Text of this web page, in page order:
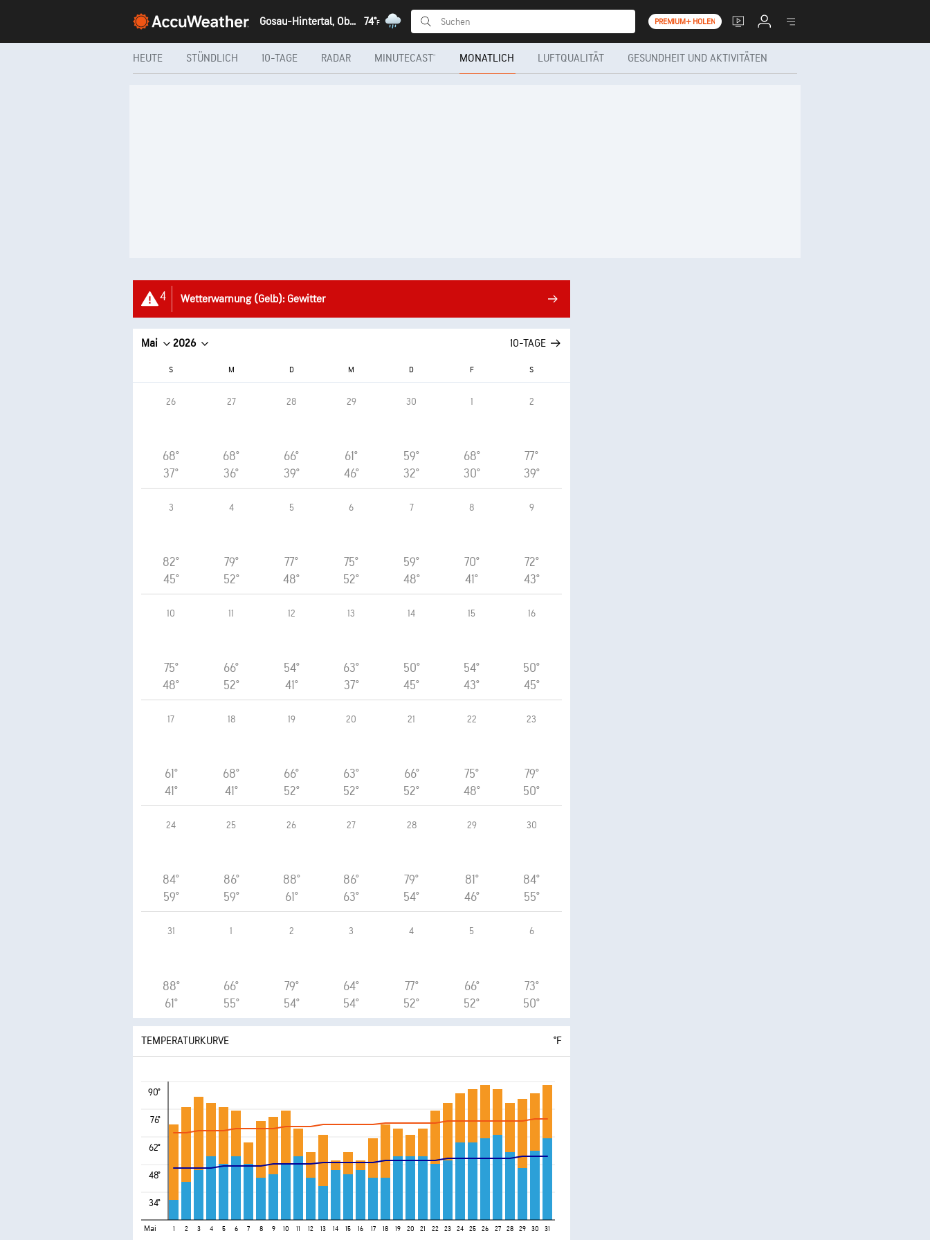
Gosau-Hintertal, Oberösterreich 74°F PREMIUM+ HOLEN
HEUTE STÜNDLICH 10-TAGE RADAR MINUTECAST® MONATLICH LUFTQUALITÄT GESUNDHEIT UND AKTIVITÄTEN
4 Wetterwarnung (Gelb): Gewitter
Mai 2026 10-TAGE
S M D M D F S
26
68°
37°
27
68°
36°
28
66°
39°
29
61°
46°
30
59°
32°
1
68°
30°
2
77°
39°
3
82°
45°
4
79°
52°
5
77°
48°
6
75°
52°
7
59°
48°
8
70°
41°
9
72°
43°
10
75°
48°
11
66°
52°
12
54°
41°
13
63°
37°
14
50°
45°
15
54°
43°
16
50°
45°
17
61°
41°
18
68°
41°
19
66°
52°
20
63°
52°
21
66°
52°
22
75°
48°
23
79°
50°
24
84°
59°
25
86°
59°
26
88°
61°
27
86°
63°
28
79°
54°
29
81°
46°
30
84°
55°
31
88°
61°
1
66°
55°
2
79°
54°
3
64°
54°
4
77°
52°
5
66°
52°
6
73°
50°
TEMPERATURKURVE °F
90°
76°
62°
48°
34°
Mai 1 2 3 4 5 6 7 8 9 10 11 12 13 14 15 16 17 18 19 20 21 22 23 24 25 26 27 28 29 30 31